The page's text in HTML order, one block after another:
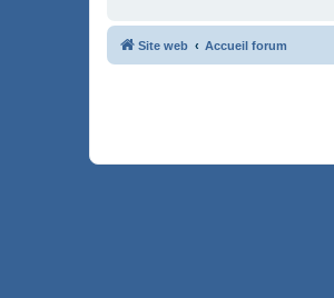
Site web Accueil forum